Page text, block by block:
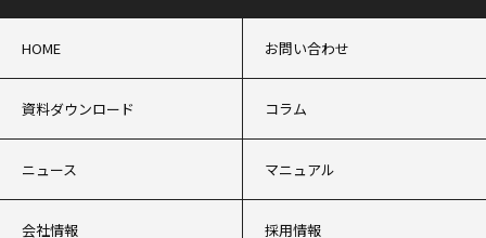
HOME お問い合わせ
資料ダウンロード コラム
ニュース マニュアル
会社情報 採用情報